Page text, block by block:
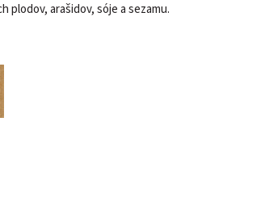
arašidov, sóje a sezamu.